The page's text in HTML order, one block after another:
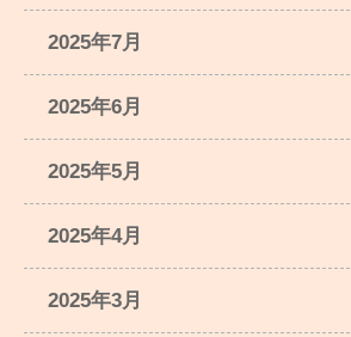
2025年7月
2025年6月
2025年5月
2025年4月
2025年3月